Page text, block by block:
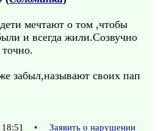
мечтают о том ,чтобы
и всегда жили.Созвучно
забыл,называют своих пап
18:51 • Заявить о нарушении